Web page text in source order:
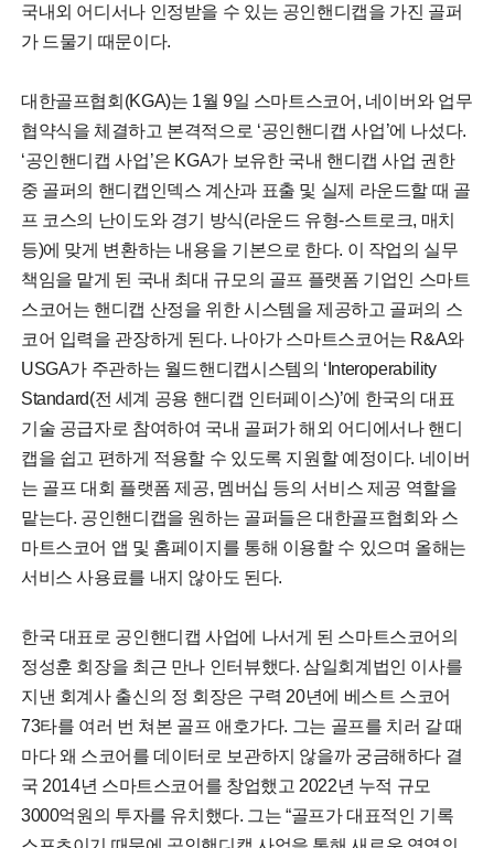
국내외 어디서나 인정받을 수 있는 공인핸디캡을 가진 골퍼
가 드물기 때문이다.
대한골프협회(KGA)는 1월 9일 스마트스코어, 네이버와 업무
협약식을 체결하고 본격적으로 ‘공인핸디캡 사업’에 나섰다.
‘공인핸디캡 사업’은 KGA가 보유한 국내 핸디캡 사업 권한
중 골퍼의 핸디캡인덱스 계산과 표출 및 실제 라운드할 때 골
프 코스의 난이도와 경기 방식(라운드 유형-스트로크, 매치
등)에 맞게 변환하는 내용을 기본으로 한다. 이 작업의 실무
책임을 맡게 된 국내 최대 규모의 골프 플랫폼 기업인 스마트
스코어는 핸디캡 산정을 위한 시스템을 제공하고 골퍼의 스
코어 입력을 관장하게 된다. 나아가 스마트스코어는 R&A와
USGA가 주관하는 월드핸디캡시스템의 ‘Interoperability
Standard(전 세계 공용 핸디캡 인터페이스)’에 한국의 대표
기술 공급자로 참여하여 국내 골퍼가 해외 어디에서나 핸디
캡을 쉽고 편하게 적용할 수 있도록 지원할 예정이다. 네이버
는 골프 대회 플랫폼 제공, 멤버십 등의 서비스 제공 역할을
맡는다. 공인핸디캡을 원하는 골퍼들은 대한골프협회와 스
마트스코어 앱 및 홈페이지를 통해 이용할 수 있으며 올해는
서비스 사용료를 내지 않아도 된다.
한국 대표로 공인핸디캡 사업에 나서게 된 스마트스코어의
정성훈 회장을 최근 만나 인터뷰했다. 삼일회계법인 이사를
지낸 회계사 출신의 정 회장은 구력 20년에 베스트 스코어
73타를 여러 번 쳐본 골프 애호가다. 그는 골프를 치러 갈 때
마다 왜 스코어를 데이터로 보관하지 않을까 궁금해하다 결
국 2014년 스마트스코어를 창업했고 2022년 누적 규모
3000억원의 투자를 유치했다. 그는 “골프가 대표적인 기록